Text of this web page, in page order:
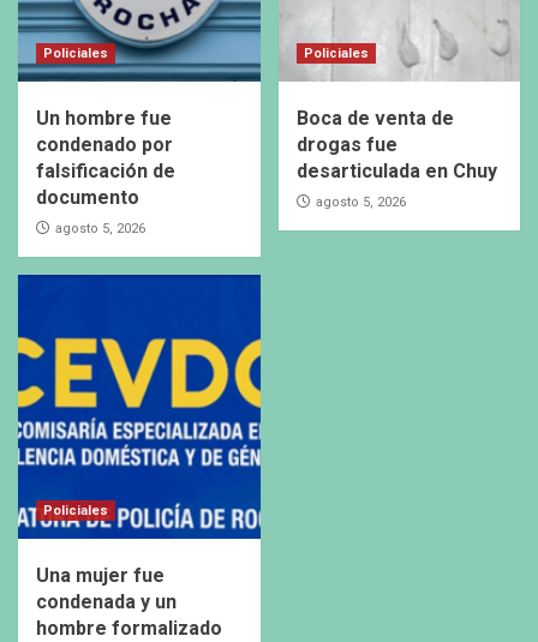
Policiales
Un hombre fue
condenado por
falsificación de
documento
agosto 5, 2026
Policiales
Boca de venta de
drogas fue
desarticulada en Chuy
agosto 5, 2026
Policiales
Una mujer fue
condenada y un
hombre formalizado